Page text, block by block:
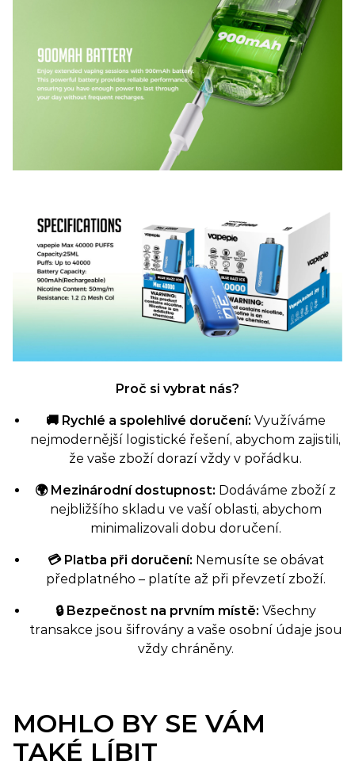
Proč si vybrat nás?
🚚 Rychlé a spolehlivé doručení: Využíváme
nejmodernější logistické řešení, abychom zajistili,
že vaše zboží dorazí vždy v pořádku.
🌍 Mezinárodní dostupnost: Dodáváme zboží z
nejbližšího skladu ve vaší oblasti, abychom
minimalizovali dobu doručení.
💳 Platba při doručení: Nemusíte se obávat
předplatného – platíte až při převzetí zboží.
🔒 Bezpečnost na prvním místě: Všechny
transakce jsou šifrovány a vaše osobní údaje jsou
vždy chráněny.
MOHLO BY SE VÁM
TAKÉ LÍBIT